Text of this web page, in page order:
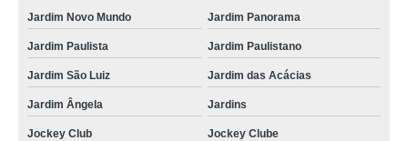
Jardim Novo Mundo Jardim Panorama
Jardim Paulista Jardim Paulistano
Jardim São Luiz Jardim das Acácias
Jardim Ângela Jardins
Jockey Club Jockey Clube